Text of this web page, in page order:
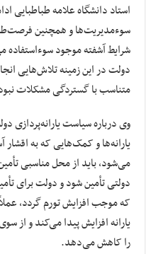
استاد دانشگاه علامه طباطبایی
سوءمدیریت‌ها و همچنین
شرایط آشفته موجود
دولت در این زمینه تلاش‌هایی
متناسب با گستردگی مشکلات
وی درباره سیاست
یارانه‌ها و کمک‌هایی که به
می‌شود، باید از محل مناسبی
دولتی تأمین شود و دولت برای
که موجب افزایش تورم گردد،
یارانه افزایش پیدا می‌کند و از
را کاهش می‌دهد.